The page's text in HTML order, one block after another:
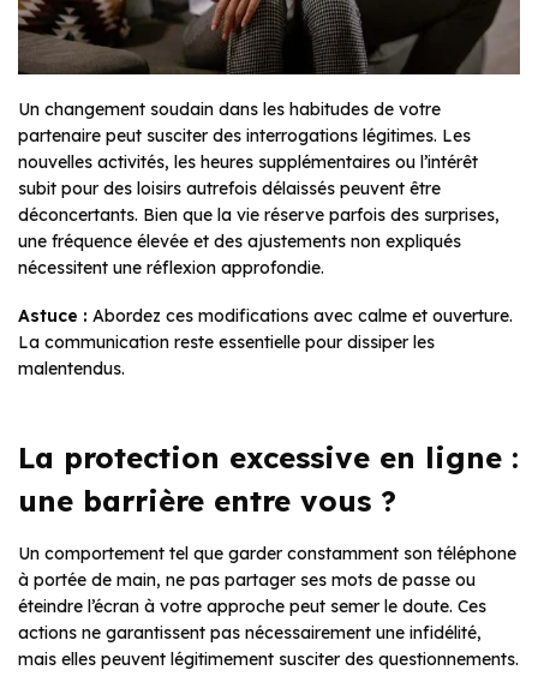
Un changement soudain dans les habitudes de votre
partenaire peut susciter des interrogations légitimes. Les
nouvelles activités, les heures supplémentaires ou l’intérêt
subit pour des loisirs autrefois délaissés peuvent être
déconcertants. Bien que la vie réserve parfois des surprises,
une fréquence élevée et des ajustements non expliqués
nécessitent une réflexion approfondie.
Astuce : Abordez ces modifications avec calme et ouverture.
La communication reste essentielle pour dissiper les
malentendus.
La protection excessive en ligne :
une barrière entre vous ?
Un comportement tel que garder constamment son téléphone
à portée de main, ne pas partager ses mots de passe ou
éteindre l’écran à votre approche peut semer le doute. Ces
actions ne garantissent pas nécessairement une infidélité,
mais elles peuvent légitimement susciter des questionnements.